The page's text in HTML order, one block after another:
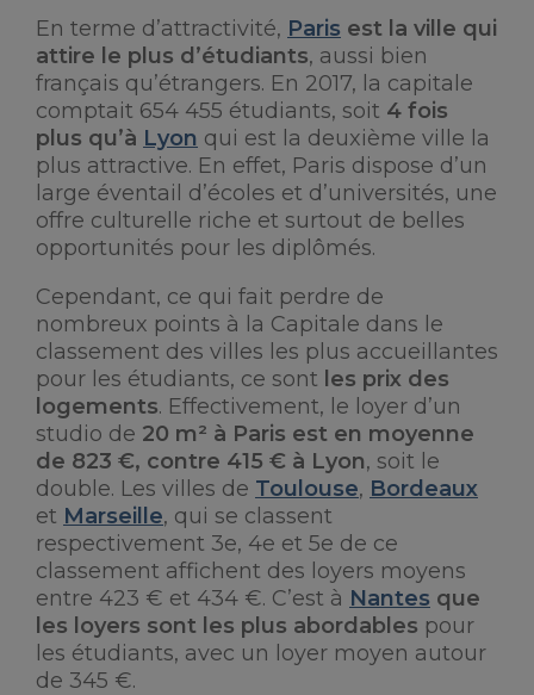
En terme d’attractivité, Paris est la ville qui
attire le plus d’étudiants, aussi bien
français qu’étrangers. En 2017, la capitale
comptait 654 455 étudiants, soit 4 fois
plus qu’à Lyon qui est la deuxième ville la
plus attractive. En effet, Paris dispose d’un
large éventail d’écoles et d’universités, une
offre culturelle riche et surtout de belles
opportunités pour les diplômés.
Cependant, ce qui fait perdre de
nombreux points à la Capitale dans le
classement des villes les plus accueillantes
pour les étudiants, ce sont les prix des
logements. Effectivement, le loyer d’un
studio de 20 m² à Paris est en moyenne
de 823 €, contre 415 € à Lyon, soit le
double. Les villes de Toulouse, Bordeaux
et Marseille, qui se classent
respectivement 3e, 4e et 5e de ce
classement affichent des loyers moyens
entre 423 € et 434 €. C’est à Nantes que
les loyers sont les plus abordables pour
les étudiants, avec un loyer moyen autour
de 345 €.